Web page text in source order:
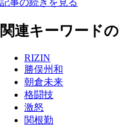
関連キーワード
RIZIN
勝俣州和
朝倉未来
格闘技
激怒
関根勤